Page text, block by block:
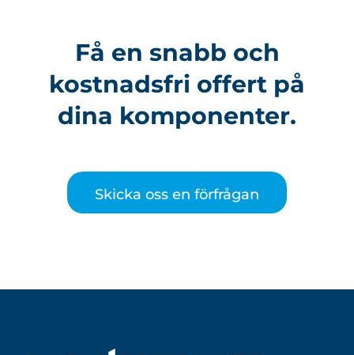
Få en snabb och
kostnadsfri offert på
dina komponenter.
Skicka oss en förfrågan